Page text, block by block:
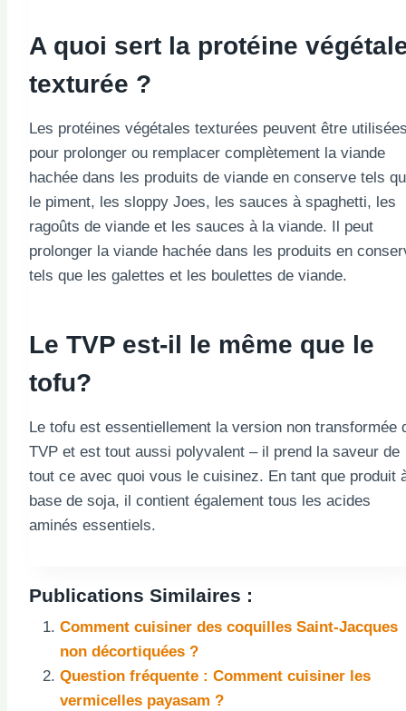
A quoi sert la protéine
texturée ?
Les protéines végétales texturées peuvent être
pour prolonger ou remplacer complètement la viande
hachée dans les produits de viande en conserve tels
le piment, les sloppy Joes, les sauces à spaghetti, les
ragoûts de viande et les sauces à la viande. Il peut
prolonger la viande hachée dans les produits en
tels que les galettes et les boulettes de viande.
Le TVP est-il le même que le
tofu?
Le tofu est essentiellement la version non transformée
TVP et est tout aussi polyvalent – il prend la saveur de
tout ce avec quoi vous le cuisinez. En tant que produit
base de soja, il contient également tous les acides
aminés essentiels.
Publications Similaires :
Comment cuisiner des coquilles Saint-Jacques
non décortiquées ?
Question fréquente : Comment cuisiner les
vermicelles payasam ?